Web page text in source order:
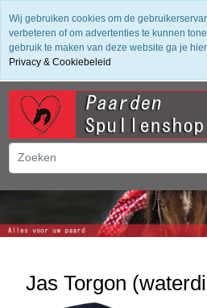
✔ Groot assortiment ✔ De beste
vanaf 50,- (NL) ✔ Achteraf Betalen
winkelwagen
Jas Torgon
Wij gebruiken cookies om de
verbeteren of om advertenties te kunnen
gebruik te maken van deze website ga je
Privacy & Cookiebeleid